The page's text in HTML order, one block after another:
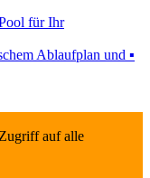
für Ihr
Ablaufplan und ▪
auf alle